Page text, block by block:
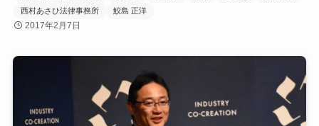
西村あさひ法律事務所
鮫島 正洋
2017年2月7日